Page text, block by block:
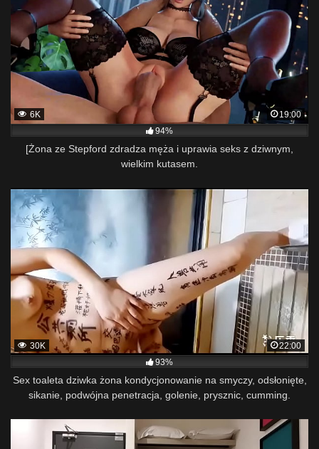
6K
19:00
94%
[Żona ze Stepford zdradza męża i uprawia seks z dziwnym,
wielkim kutasem.
30K
22:00
93%
Sex toaleta dziwka żona kondycjonowanie na smyczy, odsłonięte,
sikanie, podwójna penetracja, golenie, prysznic, cumming.